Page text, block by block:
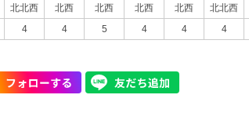
北北西 北西 北西 北西 北西 北北西
4 4 5 4 4 4